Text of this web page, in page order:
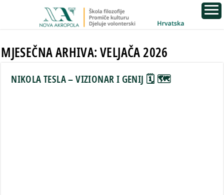
MJESEČNA ARHIVA:VELJAČA 2026
NIKOLA TESLA – VIZIONAR I GENIJ 🗓 🗺